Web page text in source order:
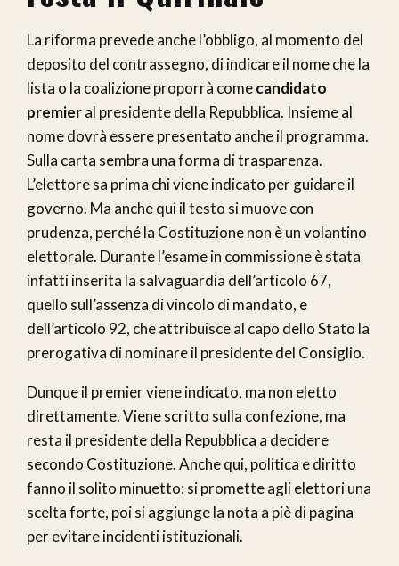
La riforma prevede anche l’obbligo, al momento del
deposito del contrassegno, di indicare il nome che la
lista o la coalizione proporrà comecandidato
premieral presidente della Repubblica. Insieme al
nome dovrà essere presentato anche il programma.
Sulla carta sembra una forma di trasparenza.
L’elettore sa prima chi viene indicato per guidare il
governo. Ma anche qui il testo si muove con
prudenza, perché la Costituzione non è un volantino
elettorale. Durante l’esame in commissione è stata
infatti inserita la salvaguardia dell’articolo 67,
quello sull’assenza di vincolo di mandato, e
dell’articolo 92, che attribuisce al capo dello Stato la
prerogativa di nominare il presidente del Consiglio.
Dunque il premier viene indicato, ma non eletto
direttamente. Viene scritto sulla confezione, ma
resta il presidente della Repubblica a decidere
secondo Costituzione. Anche qui, politica e diritto
fanno il solito minuetto: si promette agli elettori una
scelta forte, poi si aggiunge la nota a piè di pagina
per evitare incidenti istituzionali.